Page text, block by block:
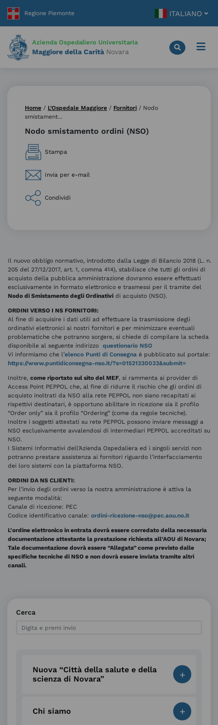
contenuto
ITALIANO
Azienda Ospedaliero Universitaria
Maggiore della Carità Novara
Home / L’Ospedale Maggiore / Fornitori / Nodo
smistament...
Nodo smistamento ordini (NSO)
Stampa
Invia per e-mail
Condividi
Il nuovo obbligo normativo, introdotto dalla Legge di Bilancio 2018 (L. n.
205 del 27/12/2017, art. 1, comma 414), stabilisce che tutti gli ordini di
acquisto della pubblica amministrazione dovranno essere effettuati
esclusivamente in formato elettronico e trasmessi per il tramite del
Nodo di Smistamento degli Ordinatividi acquisto (NSO).
ORDINI VERSO I NS FORNITORI:
Al fine di acquisire i dati utili ad effettuare la trasmissione degli
ordinativi elettronici ai nostri fornitori e per minimizzare eventuali
problematiche che potranno sorgere, si chiede di compilare la scheda
disponibile al seguente indirizzo questionario NSO
Vi informiamo che l’elenco Punti di Consegnaè pubblicato sul portale:
https://www.puntidiconsegna-nso.it/?s=01521330033&submit=
Inoltre, come riportato sul sito del MEF, si rammenta ai provider di
Access Point PEPPOL che, al fine di ridurre il rischio che gli ordini di
acquisto inoltrati da NSO alla rete PEPPOL non siano recapitati ai
rispettivi destinatari, è opportuno abilitare in ricezione sia il profilo
“Order only” sia il profilo “Ordering” (come da regole tecniche).
Inoltre i soggetti attestati su rete PEPPOL possono inviare messaggi a
NSO esclusivamente avvalendosi di intermediari PEPPOL accreditati su
NSO.
I Sistemi Informativi dell’Azienda Ospedaliera ed i singoli servizi non
potranno prestare assistenza ai fornitori riguardo l’interfacciamento
dei loro sistemi con la piattaforma NSO.
ORDINI DA NS CLIENTI:
Per l’invio degli ordini verso la nostra amministrazione è attiva la
seguente modalità:
Canale di ricezione: PEC
Codice identificativo canale: ordini-ricezione-nso@pec.aou.no.it
L’ordine elettronico in entrata dovrà essere corredato della necessaria
documentazione attestante la prestazione richiesta all’AOU di Novara;
Tale documentazione dovrà essere “Allegata” come previsto dalle
specifiche tecniche di NSO e non dovrà essere inviata tramite altri
canali.
Cerca
+
Nuova “Città della salute e della
scienza di Novara”
+
Chi siamo